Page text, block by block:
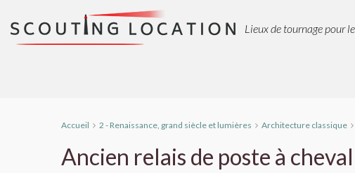
Lieux de tournage pour
Accueil 2 - Renaissance, grand siècle et lumières Architecture classique
Ancien relais de poste à